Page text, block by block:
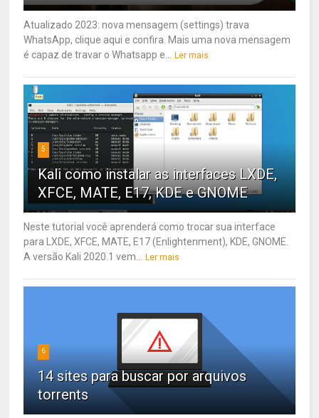
Atualizado 2023: nova mensagem (settings) trava
WhatsApp, clique aqui e confira. Mais uma nova mensagem
é capaz de travar o Whatsapp e...
Ler mais
5
Kali como instalar as interfaces LXDE,
XFCE, MATE, E17, KDE e GNOME
Neste tutorial você aprenderá como trocar sua interface
para LXDE, XFCE, MATE, E17 (Enlightenment), KDE, GNOME.
A versão Kali 2020.1 vem...
Ler mais
6
14 sites para buscar por arquivos
torrents